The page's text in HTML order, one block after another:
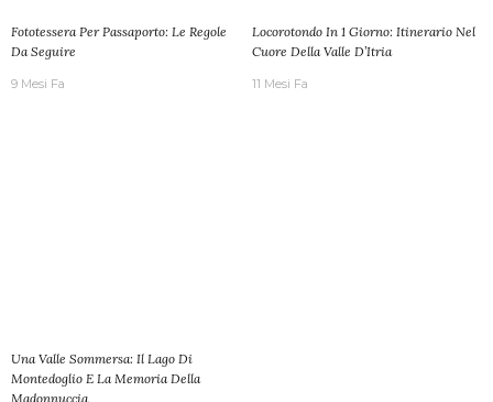
Fototessera Per Passaporto: Le Regole
Da Seguire
9 Mesi Fa
Locorotondo In 1 Giorno: Itinerario Nel
Cuore Della Valle D’Itria
11 Mesi Fa
Una Valle Sommersa: Il Lago Di
Montedoglio E La Memoria Della
Madonnuccia